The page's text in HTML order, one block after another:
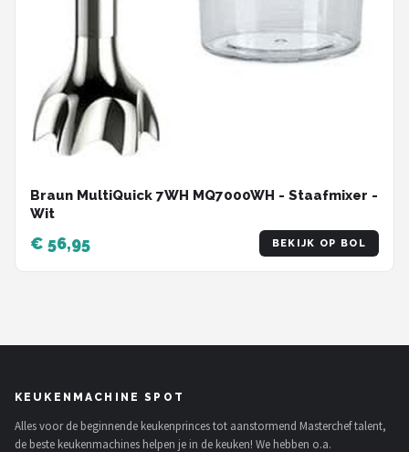
Braun MultiQuick 7WH MQ7000WH - Staafmixer -
Wit
€ 56,95 BEKIJK OP BOL
KEUKENMACHINE SPOT
Alles voor de beginnende keukenprinces tot aanstormend Masterchef talent,
de beste keukenmachines helpen je in de keuken! We hebben o.a.